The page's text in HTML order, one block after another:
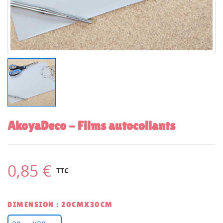
AkoyaDeco - Films autocollants
0,85 € TTC
DIMENSION : 20CMX30CM